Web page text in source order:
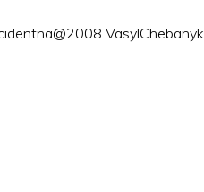
VasylChebanyk